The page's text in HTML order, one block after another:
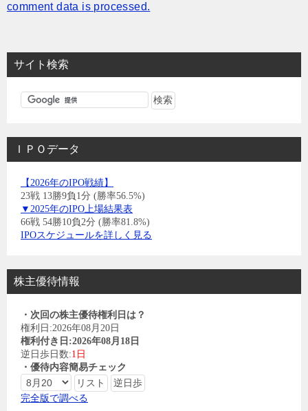
comment data is processed.
サイト検索
ＩＰＯデータ
【2026年のIPO戦績】
23戦 13勝9負1分 (勝率56.5%)
▼2025年のIPO上場結果表
66戦 54勝10負2分 (勝率81.8%)
IPOスケジュールを詳しく見る
株主優待情報
・次回の株主優待権利日は？
権利日:2026年08月20日
権利付き日:2026年08月18日
逆日歩日数:1日
・優待内容簡易チェック
完全版で調べる